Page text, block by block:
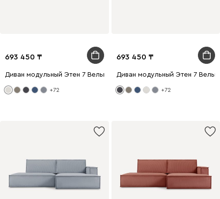
693 450
Диван модульный Этен 7 Вельвет Молочный
+72
693 450
Диван модульный Этен 7
+72